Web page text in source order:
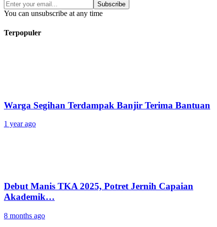
Subscribe
You can unsubscribe at any time
Terpopuler
Warga Segihan Terdampak Banjir Terima Bantuan
1 year ago
Debut Manis TKA 2025, Potret Jernih Capaian
Akademik…
8 months ago